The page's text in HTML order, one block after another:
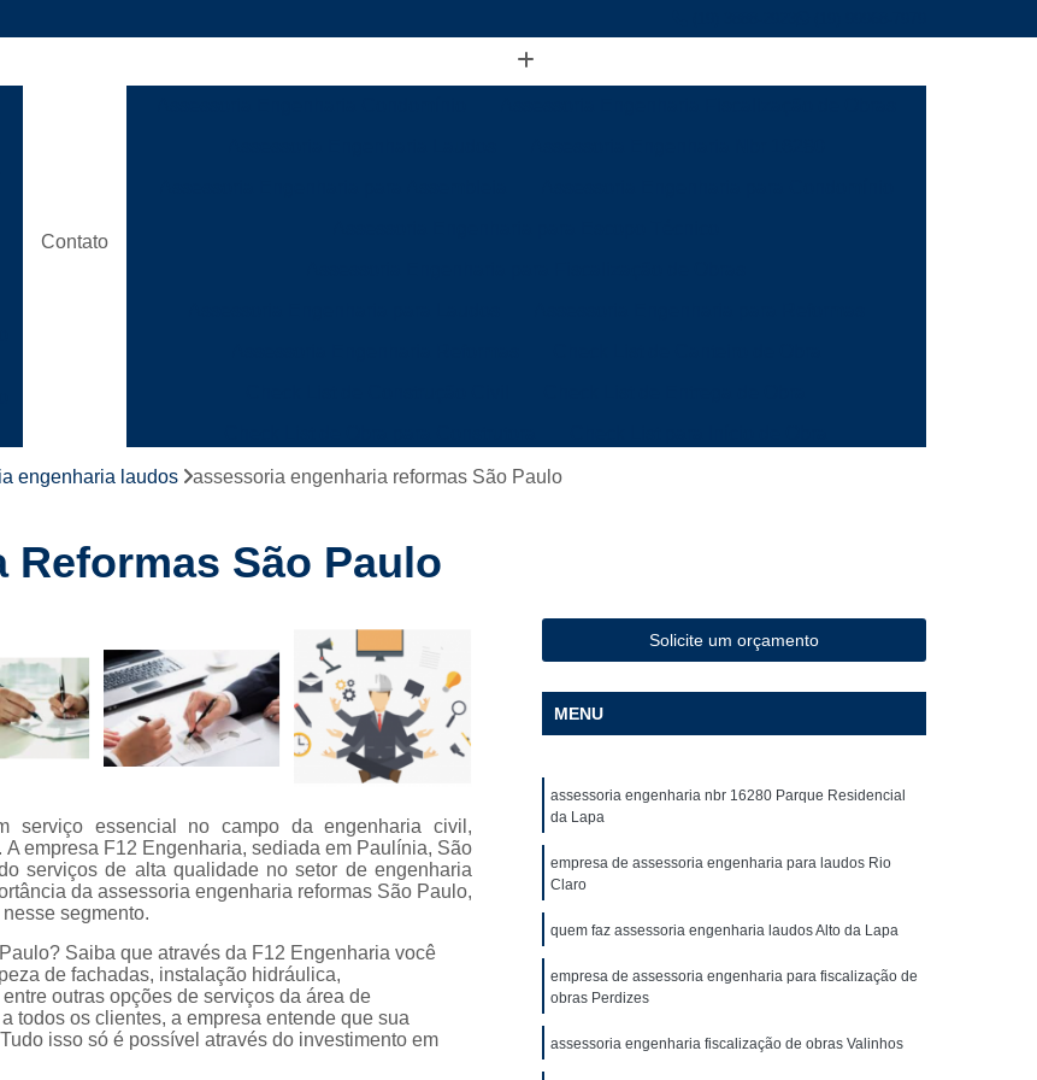
Contato
Checklist de Execução de Obra
Checklist de Fiscalização de Obra
Checklist de Obra Comercial
Checklist de Vistoria de Obra
Checklist para Construção
Colocação de Drywall
Colocação de Drywall na Parede
Colocação de Drywall Parede
Colocação de Drywall Teto
Colocação de Forro de Drywall
Colocação Drywall
Colocação Drywall Teto
Colocação Forro Drywall
Drywall Colocação
Gerenciamento de Obra Civil
Gerenciamento de Obra Comercial
Gerenciamento de Obra Residencial
Gerenciamento de Obras
Gerenciamento de Obras Civis
Gerenciamento de Obras de Construção Civil
Gerenciamento de Obras na Construção Civil
Gerenciamento Obras
engenharia laudos assessoria engenharia reformas São Paulo
São Paulo
serviço essencial no campo da engenharia civil,
empresa F12 Engenharia, sediada em Paulínia, São
serviços de alta qualidade no setor de engenharia
da assessoria engenharia reformas São Paulo,
segmento.
Saiba que através da F12 Engenharia você
de fachadas, instalação hidráulica,
outras opções de serviços da área de
todos os clientes, a empresa entende que sua
isso só é possível através do investimento em
Solicite um orçamento
MENU
assessoria engenharia nbr 16280 Parque Residencial
da Lapa
empresa de assessoria engenharia para laudos Rio
Claro
quem faz assessoria engenharia laudos Alto da Lapa
empresa de assessoria engenharia para fiscalização de
obras Perdizes
assessoria engenharia fiscalização de obras Valinhos